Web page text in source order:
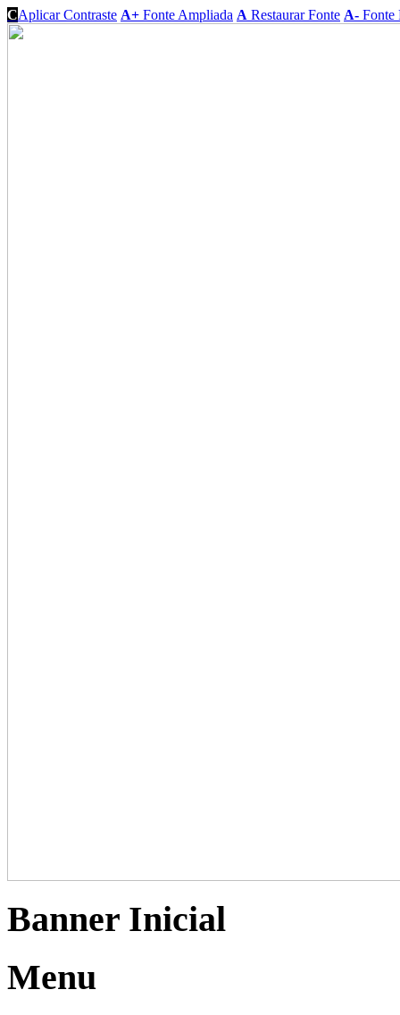
CAplicar Contraste A+ Fonte Ampliada A Restaurar Fonte A- Fonte
Banner Inicial
Menu